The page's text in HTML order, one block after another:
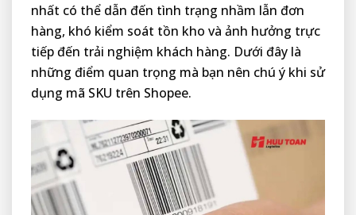
nhất có thể dẫn đến tình trạng nhầm lẫn đơn
hàng, khó kiểm soát tồn kho và ảnh hưởng trực
tiếp đến trải nghiệm khách hàng. Dưới đây là
những điểm quan trọng mà bạn nên chú ý khi sử
dụng mã SKU trên Shopee.